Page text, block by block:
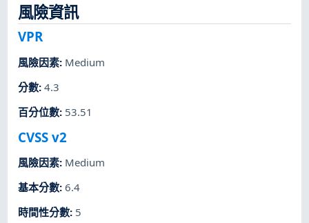
風險資訊
VPR
風險因素: Medium
分數:4.3
百分位數: 53.51
CVSS v2
風險因素: Medium
基本分數:6.4
時間性分數: 5